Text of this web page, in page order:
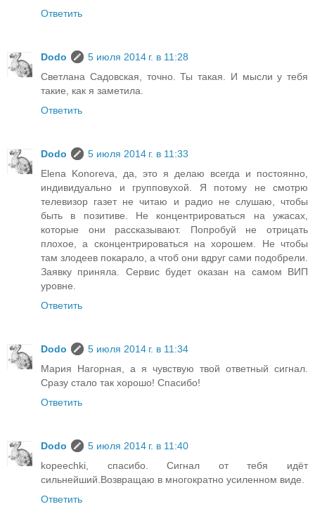
Ответить
Dodo
5 июля 2014 г. в 11:28
Светлана Садовская, точно. Ты такая. И мысли у тебя
такие, как я заметила.
Ответить
Dodo
5 июля 2014 г. в 11:33
Elena Konoreva, да, это я делаю всегда и постоянно,
индивидуально и групповухой. Я потому не смотрю
телевизор газет не читаю и радио не слушаю, чтобы
быть в позитиве. Не концентрироваться на ужасах,
которые они рассказывают. Попробуй не отрицать
плохое, а сконцентрироваться на хорошем. Не чтобы
там злодеев покарало, а чтоб они вдруг сами подобрели.
Заявку приняла. Сервис будет оказан на самом ВИП
уровне.
Ответить
Dodo
5 июля 2014 г. в 11:34
Мария Нагорная, а я чувствую твой ответный сигнал.
Сразу стало так хорошо! Спасибо!
Ответить
Dodo
5 июля 2014 г. в 11:40
kopeechki, спасибо. Сигнал от тебя идёт
сильнейший.Возвращаю в многократно усиленном виде.
Ответить